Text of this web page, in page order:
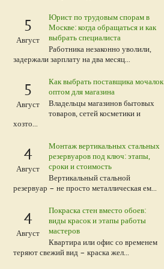
5
Август
Юрист по трудовым спорам в
Москве: когда обращаться и как
выбрать специалиста
Работника незаконно уволили,
задержали зарплату на два месяц...
5
Август
Как выбрать поставщика мочалок
оптом для магазина
Владельцы магазинов бытовых
товаров, сетей косметики и
хозто...
4
Август
Монтаж вертикальных стальных
резервуаров под ключ: этапы,
сроки и стоимость
Вертикальный стальной
резервуар – не просто металлическая ем...
4
Август
Покраска стен вместо обоев:
виды красок и этапы работы
мастеров
Квартира или офис со временем
теряют свежий вид – краска жел...